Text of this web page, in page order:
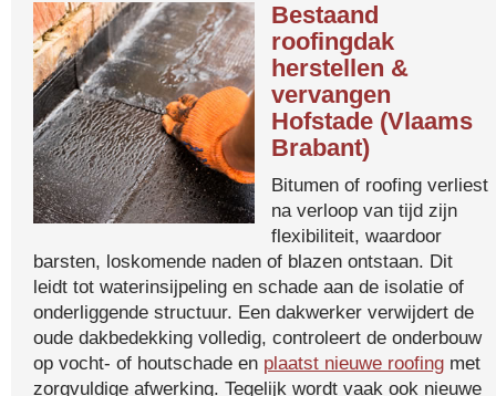
Bestaand
roofingdak
herstellen &
vervangen
Hofstade (Vlaams
Brabant)
Bitumen of roofing verliest
na verloop van tijd zijn
flexibiliteit, waardoor
barsten, loskomende naden of blazen ontstaan. Dit
leidt tot waterinsijpeling en schade aan de isolatie of
onderliggende structuur. Een dakwerker verwijdert de
oude dakbedekking volledig, controleert de onderbouw
op vocht- of houtschade en plaatst nieuwe roofing met
zorgvuldige afwerking. Tegelijk wordt vaak ook nieuwe